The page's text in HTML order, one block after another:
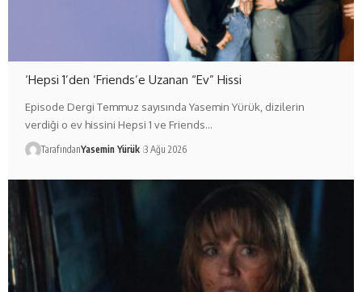
‘Hepsi 1’den ‘Friends’e Uzanan “Ev” Hissi
Episode Dergi Temmuz sayısında Yasemin Yürük, dizilerin
verdiği o ev hissini Hepsi 1 ve Friends…
TarafındanYasemin Yürük 3 Ağu 2026